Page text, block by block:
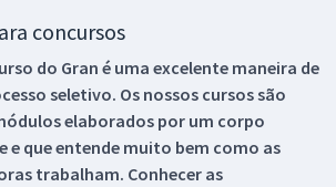
concursos
do Gran é uma excelente maneira de
seletivo. Os nossos cursos são
elaborados por um corpo
e que entende muito bem como as
trabalham. Conhecer as